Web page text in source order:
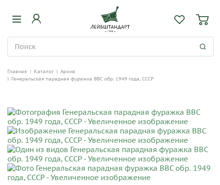
Главная | Каталог | Архив
| Генеральская парадная фуражка ВВС обр. 1949 года, СССР